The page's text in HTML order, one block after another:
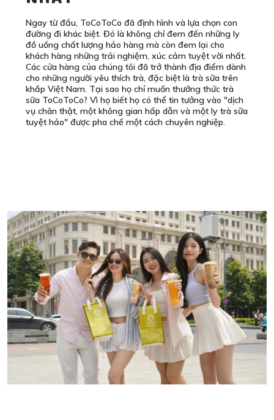
Ngay từ đầu, ToCoToCo đã định hình và lựa chọn con
đường đi khác biệt. Đó là không chỉ đem đến những ly
đồ uống chất lượng hảo hàng mà còn đem lại cho
khách hàng những trải nghiệm, xúc cảm tuyệt vời nhất.
Các cửa hàng của chúng tôi đã trở thành địa điểm dành
cho những người yêu thích trà, đặc biệt là trà sữa trên
khắp Việt Nam. Tại sao họ chỉ muốn thưởng thức trà
sữa ToCoToCo? Vì họ biết họ có thể tin tưởng vào "dịch
vụ chân thật, một không gian hấp dẫn và một ly trà sữa
tuyệt hảo" được pha chế một cách chuyên nghiệp.